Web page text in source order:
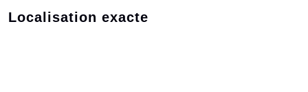
Localisation exacte